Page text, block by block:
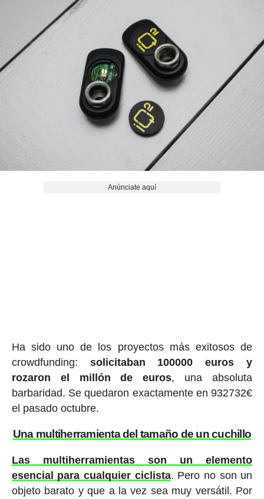
Anúnciate aquí
Ha sido uno de los proyectos más exitosos de
crowdfunding: solicitaban 100000 euros y
rozaron el millón de euros, una absoluta
barbaridad. Se quedaron exactamente en 932732€
el pasado octubre.
Una multiherramienta del tamaño de un cuchillo
Las multiherramientas son un elemento
esencial para cualquier ciclista. Pero no son un
objeto barato y que a la vez sea muy versátil. Por